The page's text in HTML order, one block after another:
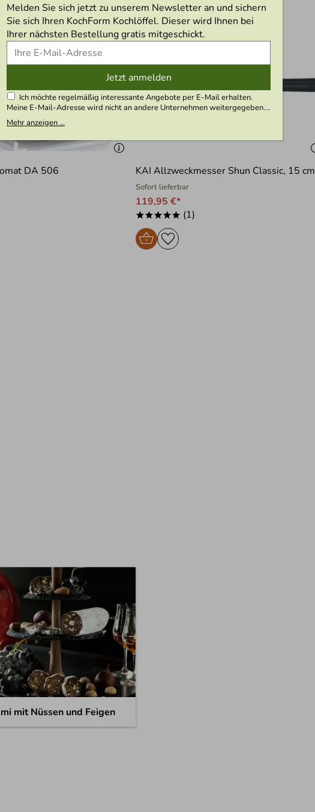
DA 506
KAI Allzweckmesser Shun Classic, 15 cm
Sofort lieferbar
119,95 €*
***** (1)
mit Nüssen und Feigen
Melden Sie sich jetzt zu unserem Newsletter an und sichern
Sie sich Ihren KochForm Kochlöffel. Dieser wird Ihnen bei
Ihrer nächsten Bestellung gratis mitgeschickt.
Jetzt anmelden
Ich möchte regelmäßig interessante Angebote per E-Mail erhalten.
Meine E-Mail-Adresse wird nicht an andere Unternehmen weitergegeben.
Zu statistischen Zwecken wird in anonymer Form ausgewertet, welche
Links im Newsletter geklickt werden. Dabei ist nicht erkennbar, welche
konkrete Person geklickt hat. Diese Einwilligung zur Nutzung meiner E-
Mail- Adresse für Werbezwecke kann ich jederzeit mit Wirkung für die
Newsletters anklicke oder die Option Newsletter im Mitgliederbereich
Mehr anzeigen ...